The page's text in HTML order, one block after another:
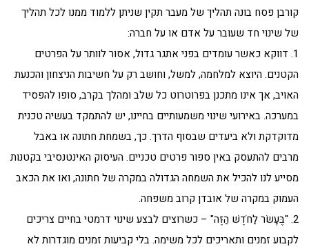
קורבן פסח בונה תהליך של מעבר תקין שניתן ללמוד ממנו לכל תהליך
של שינוי חד שעובר על אדם או על חברה:
1. דווקא כאשר עומדים בפני אתגר גדול, אסור לוותר על הפרטים
הקטנים. היוצא למלחמה, למשל, וחושב רק על חשיבות הניצחון והכנעת
האויב, אך אינו מתכנן בפרוטרוט כל שלב ומהלך בקרב, סופו להפסיד
במערכה. באירועי שינוי משמעותיים בחיינו, יש להתמקד בעשיה טכנית
מדוקדקת ולא ביעדים שבסוף הדרך. כך, בשמחת חתונה או באבל
מרבים להתעסק באין ספור פרטים טכניים. העיסוק האינטנסיבי בקטנות
מסייע לנו להכיל את השמחה הגדולה במקרה של חתונה, ואו את הכאב
העמוק במקרה של אובדן קרוב משפחה.
2. "בֶּעָשׂר לַחֹדֶשׁ הַזֶּה" – כשרוצים לבצע שינוי דרמטי בחיים צריכים
לקבוע זמנים ותאריכים לכל משימה. בלי קביעות זמנים מוגדרות לא